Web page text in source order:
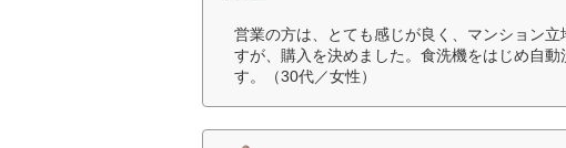
営業の方は、とても感じが良く、マンション
すが、購入を決めました。食洗機をはじめ自
す。（30代／女性）